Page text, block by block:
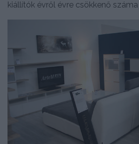
kiállítók évről évre csökkenő